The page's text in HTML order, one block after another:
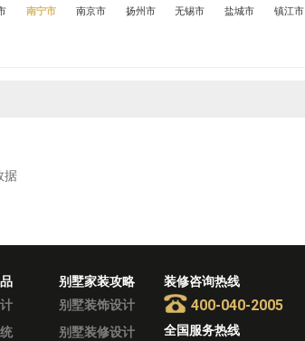
南宁市 南京市 扬州市 无锡市 盐城市 镇江市
据
别墅家装攻略
别墅装饰设计
别墅装修设计
装修咨询热线
400-040-2005
全国服务热线